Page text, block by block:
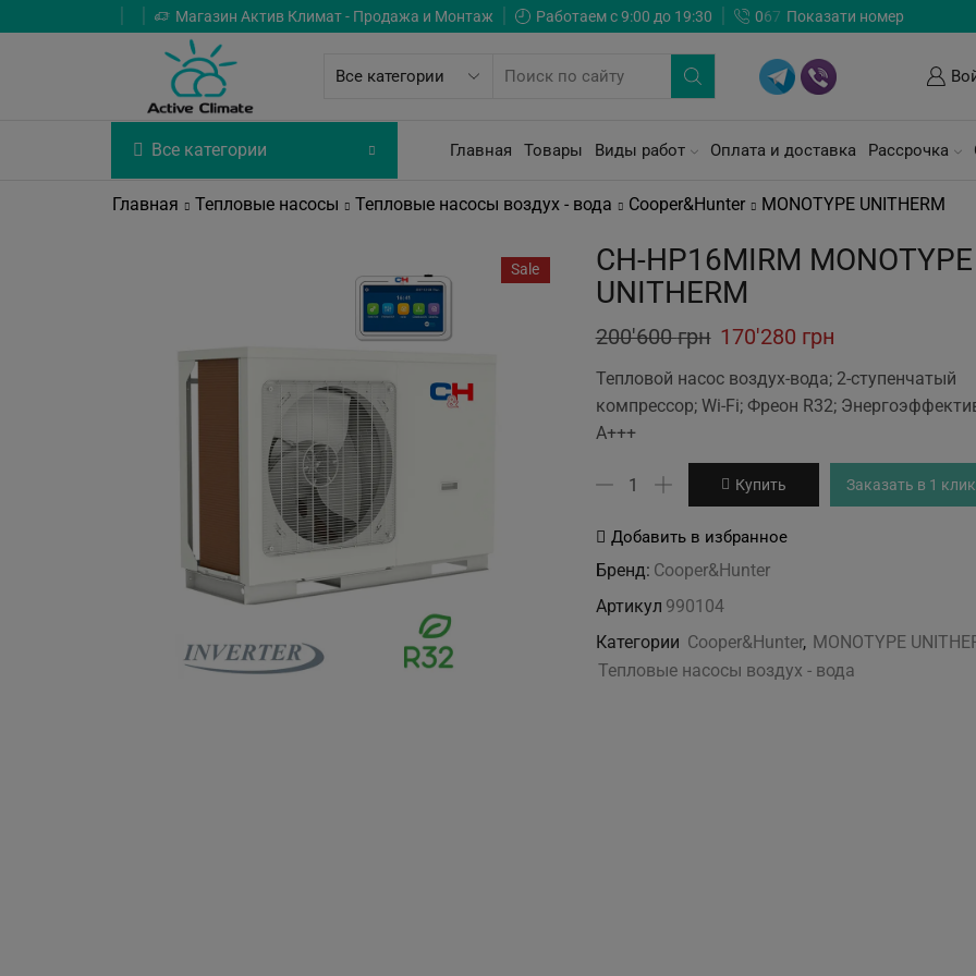
Магазин Актив Климат - Продажа и Монтаж Работаем с 9:00 до 19:30 067 Показати номер
Все категории Главная Товары Виды работ Оплата и доставка Рассрочка
Главная Тепловые насосы Тепловые насосы воздух - вода Cooper&Hunter MONOTYPE UNITHERM
Sale
CH-HP16MIRM MONOTYPE
UNITHERM
200'600грн Original
price
was:
170'280 грн
price
is:
Тепловой насос воздух-вода; 2-ступенчатый
компрессор; Wi-Fi; Фреон R32;
А+++
Количество
CH-
HP16MIRM
UNITHERM
Купить Заказать в 1 клик
Добавить в избранное
Бренд: Cooper&Hunter
Артикул 990104
Категории Cooper&Hunter, MONOTYPE
Тепловые насосы воздух - вода